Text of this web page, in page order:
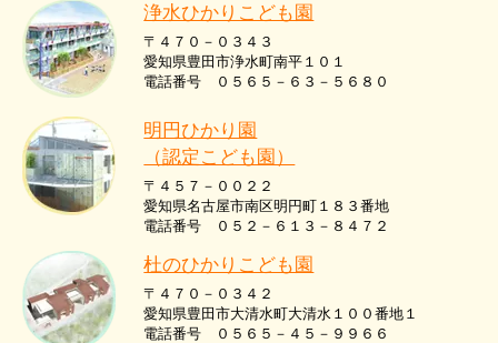
浄水ひかりこども園
〒４７０－０３４３
愛知県豊田市浄水町南平１０１
電話番号 ０５６５－６３－５６８０
明円ひかり園
（認定こども園）
〒４５７－００２２
愛知県名古屋市南区明円町１８３番地
電話番号 ０５２－６１３－８４７２
杜のひかりこども園
〒４７０－０３４２
愛知県豊田市大清水町大清水１００番地１
電話番号 ０５６５－４５－９９６６